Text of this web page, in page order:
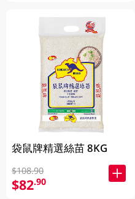
袋鼠牌精選絲苗 8KG
$108.90
$82.90